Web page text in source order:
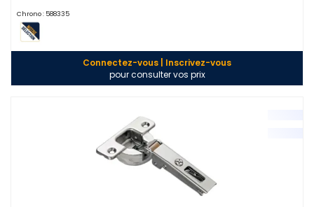
Chrono : 588335
Connectez-vous | Inscrivez-vous
pour consulter vos prix